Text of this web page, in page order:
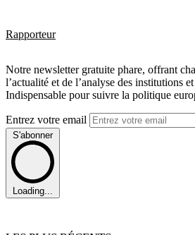
Rapporteur
Notre newsletter gratuite phare, offrant
l’actualité et de l’analyse des institutions
Indispensable pour suivre la politique
Entrez votre email
S'abonner
Loading...